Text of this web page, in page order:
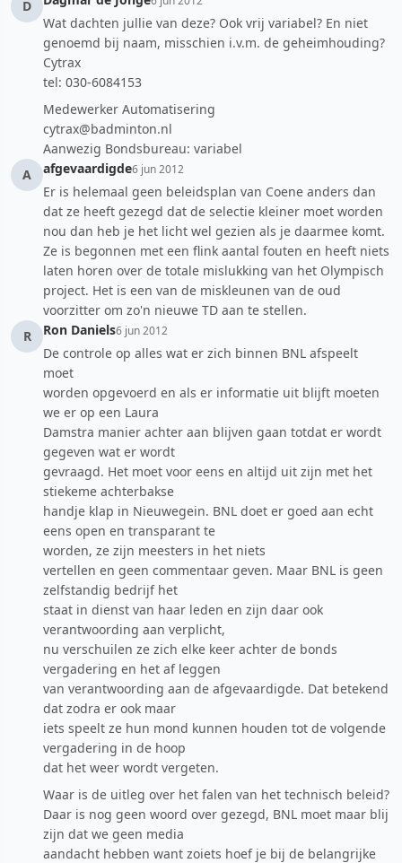
D
Wat dachten jullie van deze? Ook vrij variabel? En niet
genoemd bij naam, misschien i.v.m. de geheimhouding?
Cytrax
tel: 030-6084153
Medewerker Automatisering
cytrax@badminton.nl
Aanwezig Bondsbureau: variabel
A
afgevaardigde6 jun 2012
Er is helemaal geen beleidsplan van Coene anders dan
dat ze heeft gezegd dat de selectie kleiner moet worden
nou dan heb je het licht wel gezien als je daarmee komt.
Ze is begonnen met een flink aantal fouten en heeft niets
laten horen over de totale mislukking van het Olympisch
project. Het is een van de miskleunen van de oud
voorzitter om zo'n nieuwe TD aan te stellen.
R
Ron Daniels6 jun 2012
De controle op alles wat er zich binnen BNL afspeelt
moet
worden opgevoerd en als er informatie uit blijft moeten
we er op een Laura
Damstra manier achter aan blijven gaan totdat er wordt
gegeven wat er wordt
gevraagd. Het moet voor eens en altijd uit zijn met het
stiekeme achterbakse
handje klap in Nieuwegein. BNL doet er goed aan echt
eens open en transparant te
worden, ze zijn meesters in het niets
vertellen en geen commentaar geven. Maar BNL is geen
zelfstandig bedrijf het
staat in dienst van haar leden en zijn daar ook
verantwoording aan verplicht,
nu verschuilen ze zich elke keer achter de bonds
vergadering en het af leggen
van verantwoording aan de afgevaardigde. Dat betekend
dat zodra er ook maar
iets speelt ze hun mond kunnen houden tot de volgende
vergadering in de hoop
dat het weer wordt vergeten.
Waar is de uitleg over het falen van het technisch beleid?
Daar is nog geen woord over gezegd, BNL moet maar blij
zijn dat we geen media
aandacht hebben want zoiets hoef je bij de belangrijke